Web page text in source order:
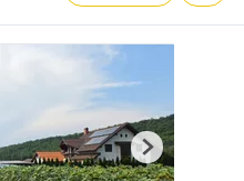
Next